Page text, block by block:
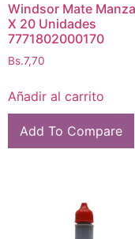
Windsor Mate
X 20 Unidades
7771802000170
Bs.7,70
Añadir al carrito
Add To Compare